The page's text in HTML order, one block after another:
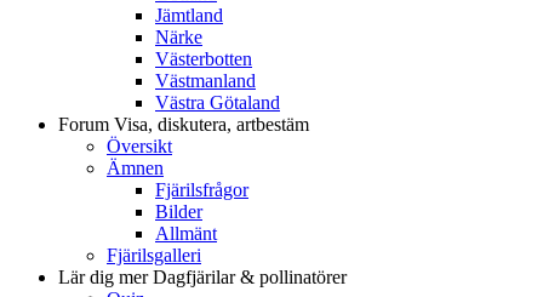
Jämtland
Närke
Västerbotten
Västmanland
Västra Götaland
Forum Visa, diskutera, artbestäm
Översikt
Ämnen
Fjärilsfrågor
Bilder
Allmänt
Fjärilsgalleri
Lär dig merDagfjärilar & pollinatörer